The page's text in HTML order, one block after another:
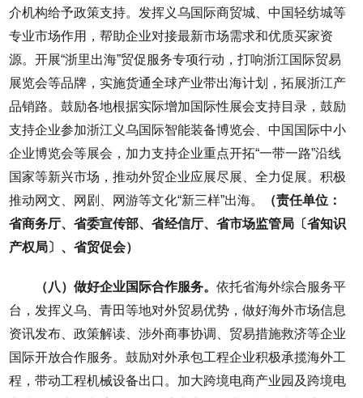
介机构给予政策支持。发挥义乌国际商贸城、中国轻纺城等
专业市场作用，帮助企业对接最新市场需求和优质买家资
源。开展“浙里出海”贸促服务专项行动，打响浙江国际贸易
展览会等品牌，实施货通全球产业带出海计划，拓展浙江产
品销路。鼓励各地根据实际增加国际性展会支持目录，鼓励
支持企业参加浙江义乌国际智能装备博览会、中国国际中小
企业博览会等展会，加力支持企业重点开拓“一带一路”沿线
国家等新兴市场，推动外贸企业应展尽展、全力促展。积极
推动网文、网剧、网游等文化“新三样”出海。
（责任单位：
省商务厅、省委宣传部、省经信厅、省市场监管局〔省知识
产权局〕、省贸促会）
（八）做好企业国际合作服务。依托省海外综合服务平
台，发挥义乌、青田等地对外贸易优势，做好海外市场信息
资讯发布、政策解读、涉外商事协调、贸易措施救济等企业
国际开放合作服务。鼓励对外承包工程企业积极承揽海外工
程，带动工程机械设备出口。加大跨境电商产业园及跨境电